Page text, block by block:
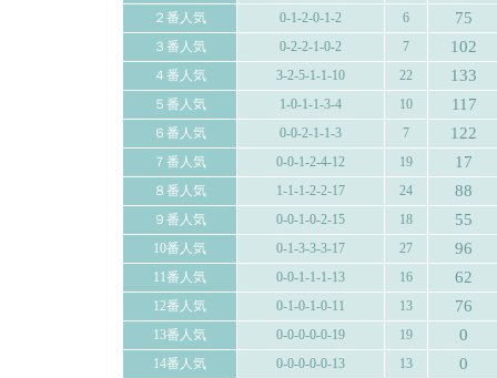
２番人気 0-1-2-0-1-2 6 75
３番人気 0-2-2-1-0-2 7 102
４番人気 3-2-5-1-1-10 22 133
５番人気 1-0-1-1-3-4 10 117
６番人気 0-0-2-1-1-3 7 122
７番人気 0-0-1-2-4-12 19 17
８番人気 1-1-1-2-2-17 24 88
９番人気 0-0-1-0-2-15 18 55
10番人気 0-1-3-3-3-17 27 96
11番人気 0-0-1-1-1-13 16 62
12番人気 0-1-0-1-0-11 13 76
13番人気 0-0-0-0-0-19 19 0
14番人気 0-0-0-0-0-13 13 0